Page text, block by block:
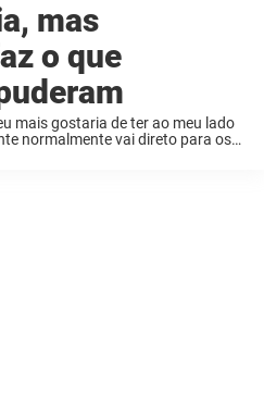
mas
o que
mais gostaria de ter ao meu lado
normalmente vai direto para os